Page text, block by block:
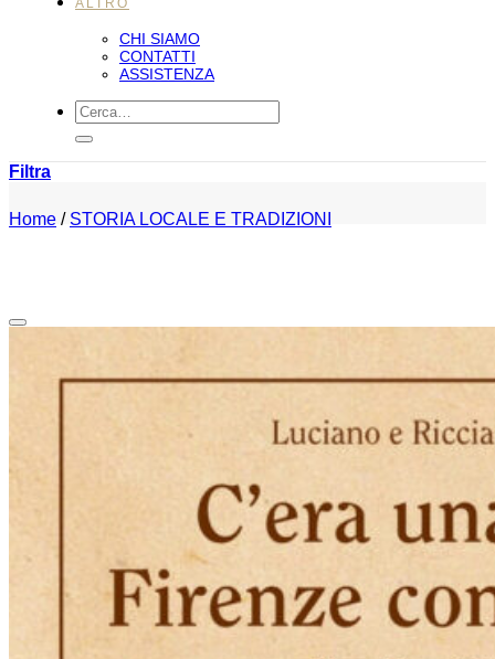
ALTRO
CHI SIAMO
CONTATTI
ASSISTENZA
Cerca:
Filtra
Home / STORIA LOCALE E TRADIZIONI